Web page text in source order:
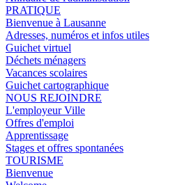
PRATIQUE
Bienvenue à Lausanne
Adresses, numéros et infos utiles
Guichet virtuel
Déchets ménagers
Vacances scolaires
Guichet cartographique
NOUS REJOINDRE
L'employeur Ville
Offres d'emploi
Apprentissage
Stages et offres spontanées
TOURISME
Bienvenue